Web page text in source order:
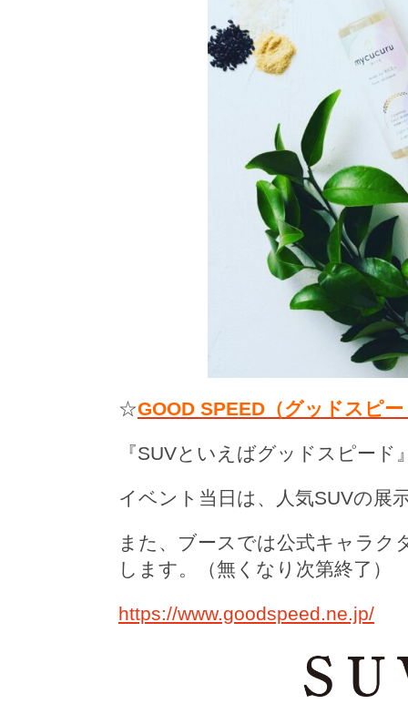
☆GOOD SPEED（グッドスピ
『SUVといえばグッドスピー
イベント当日は、人気SUVの展
また、ブースでは公式キャラク
します。（無くなり次第終了）
https://www.goodspeed.ne.jp/